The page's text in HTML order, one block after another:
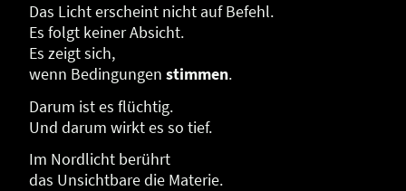
Das Licht erscheint nicht auf Befehl.
Es folgt keiner Absicht.
Es zeigt sich,
wenn Bedingungen stimmen.
Darum ist es flüchtig.
Und darum wirkt es so tief.
Im Nordlicht berührt
das Unsichtbare die Materie.